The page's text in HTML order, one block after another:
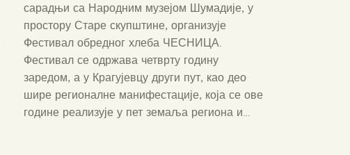
сарадњи са Народним музејом Шумадије, у
простору Старе скупштине, организује
Фестивал обредног хлеба ЧЕСНИЦА.
Фестивал се одржава четврту годину
заредом, а у Крагујевцу други пут, као део
шире регионалне манифестације, која се ове
године реализује у пет земаља региона и…